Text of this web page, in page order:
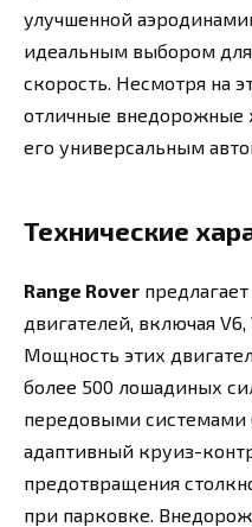
улучшенной
идеальным выбором
скорость. Несмотря на
отличные внедорожные
его универсальным
Технические
Range Rover
двигателей, включая
Мощность этих
более 500 лошадиных
передовыми системами
адаптивный круиз-
предотвращения
при парковке.